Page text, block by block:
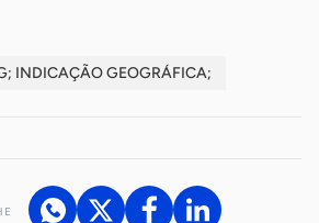
INDICAÇÃO GEOGRÁFICA;